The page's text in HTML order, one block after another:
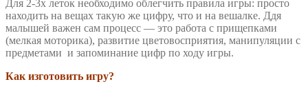
Для 2-3х леток необходимо облегчить правила игры: просто
находить на вещах такую же цифру, что и на вешалке. Ддя
малышей важен сам процесс — это работа с прищепками
(мелкая моторика), развитие цветовосприятия, манипуляции с
предметами и запоминание цифр по ходу игры.
Как изготовить игру?